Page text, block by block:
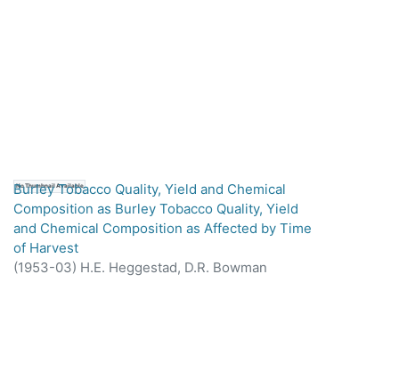
No Thumbnail Available
Burley Tobacco Quality, Yield and Chemical
Composition as Burley Tobacco Quality, Yield
and Chemical Composition as Affected by Time
of Harvest
(1953-03) H.E. Heggestad, D.R. Bowman